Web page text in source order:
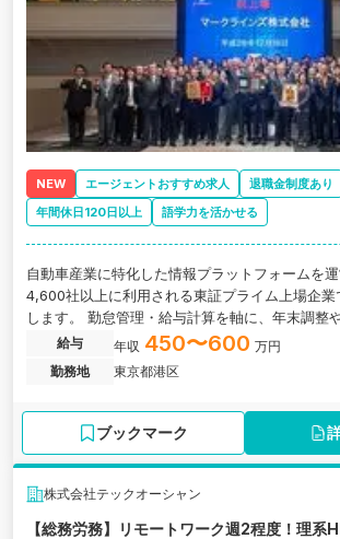
NEW エージェントおすすめ求人 退職金制度あり
年間休日120日以上
語学力を活かせる
自動車産業に特化した情報プラットフォームを
4,600社以上に利用される東証プライム上場企
します。 勤怠管理・給与計算を軸に、年末調整
各種制度の企画・改定まで、人事労務業務を幅広
です。 海外出向社員の給与計算や海外拠点との
務を通じて語学力や国際的な業務対応力も自然
任され、労務のプロフェッショナルとして着実に
給与 年収 450〜600 万円
勤務地
東京都港区
ブックマーク
株式会社テックオーシャン
【総務労務】リモートワーク週2程度！理系